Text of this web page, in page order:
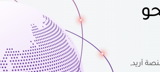
أريد,